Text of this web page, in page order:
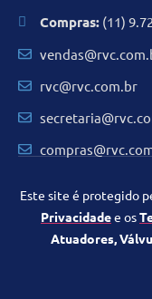
Compras:(11)
rvc@rvc.com.br
Este site é protegido
Privacidadee os
Atuadores,